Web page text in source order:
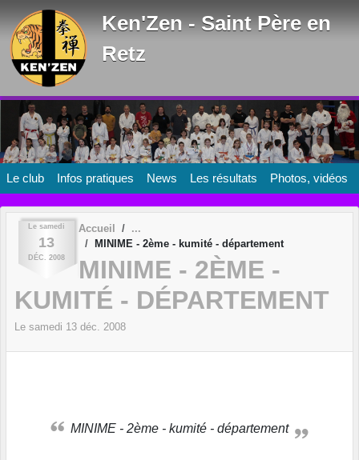
Ken'Zen - Saint Père en
Retz
Le club Infos pratiques News Les résultats Photos, vidéos
Le samedi
13
DÉC. 2008
Accueil
MINIME - 2ème - kumité - département
MINIME - 2ÈME -
KUMITÉ - DÉPARTEMENT
Le samedi 13 déc. 2008
MINIME - 2ème - kumité - département
Panneau de gestion des cookies